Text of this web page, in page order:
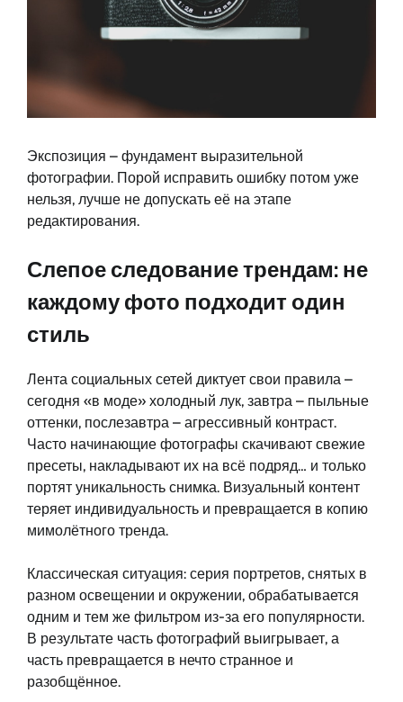
Экспозиция – фундамент выразительной
фотографии. Порой исправить ошибку потом уже
нельзя, лучше не допускать её на этапе
редактирования.
Слепое следование трендам: не
каждому фото подходит один
стиль
Лента социальных сетей диктует свои правила –
сегодня «в моде» холодный лук, завтра – пыльные
оттенки, послезавтра – агрессивный контраст.
Часто начинающие фотографы скачивают свежие
пресеты, накладывают их на всё подряд… и только
портят уникальность снимка. Визуальный контент
теряет индивидуальность и превращается в копию
мимолётного тренда.
Классическая ситуация: серия портретов, снятых в
разном освещении и окружении, обрабатывается
одним и тем же фильтром из-за его популярности.
В результате часть фотографий выигрывает, а
часть превращается в нечто странное и
разобщённое.